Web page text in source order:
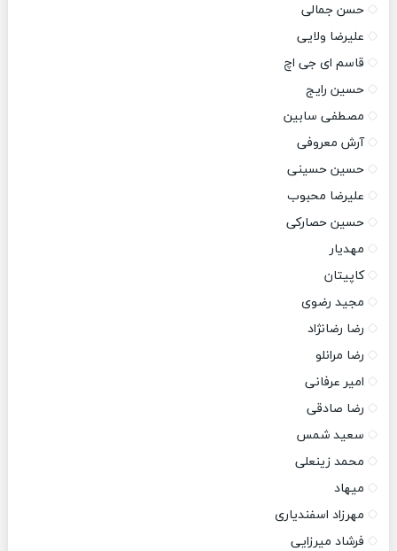
حسن جمالی
علیرضا ولایی
قاسم ای جی اچ
حسین رایج
مصطفی سابین
آرش معروفی
حسین حسینی
علیرضا محبوب
حسین حصارکی
مهدیار
کاپیتان
مجید رضوی
رضا رضانژاد
رضا مرانلو
امیر عرفانی
رضا صادقی
سعید شمس
محمد زینعلی
میهاد
مهرزاد اسفندیاری
فرشاد میرزایی